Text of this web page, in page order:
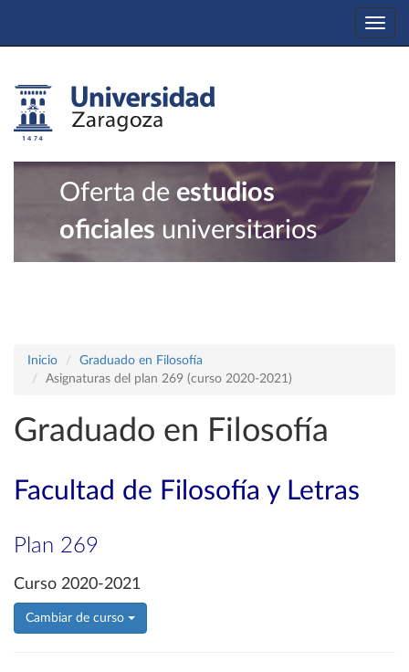
Oferta de estudios
oficiales universitarios
Inicio
Graduado en Filosofía
Asignaturas del plan 269 (curso 2020-2021)
Graduado en Filosofía
Facultad de Filosofía y Letras
Plan 269
Curso 2020-2021
Cambiar de curso